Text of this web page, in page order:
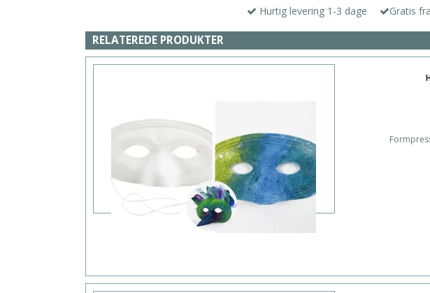
Hurtig levering 1-3 dage Gratis
RELATEREDE PRODUKTER